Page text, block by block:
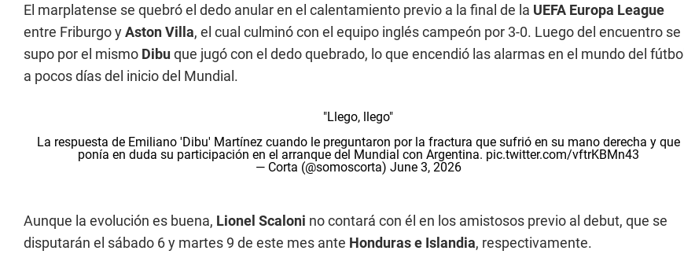
El marplatense se quebró el dedo anular en el calentamiento previo a la final de la UEFA Europa League
entre Friburgo yAston Villa, el cual culminó con el equipo inglés campeón por 3-0. Luego del encuentro se
supo por el mismo Dibuque jugó con el dedo quebrado, lo que encendió las alarmas en el mundo del fútbol
a pocos días del inicio del Mundial.
"Llego, llego"
La respuesta de Emiliano 'Dibu' Martínez cuando le preguntaron por la fractura que sufrió en su mano derecha y que
ponía en duda su participación en el arranque del Mundial con Argentina. pic.twitter.com/vftrKBMn43
— Corta (@somoscorta) June 3, 2026
Aunque la evolución es buena, Lionel Scaloni no contará con él en los amistosos previo al debut, que se
disputarán el sábado 6 y martes 9 de este mes ante Honduras e Islandia, respectivamente.